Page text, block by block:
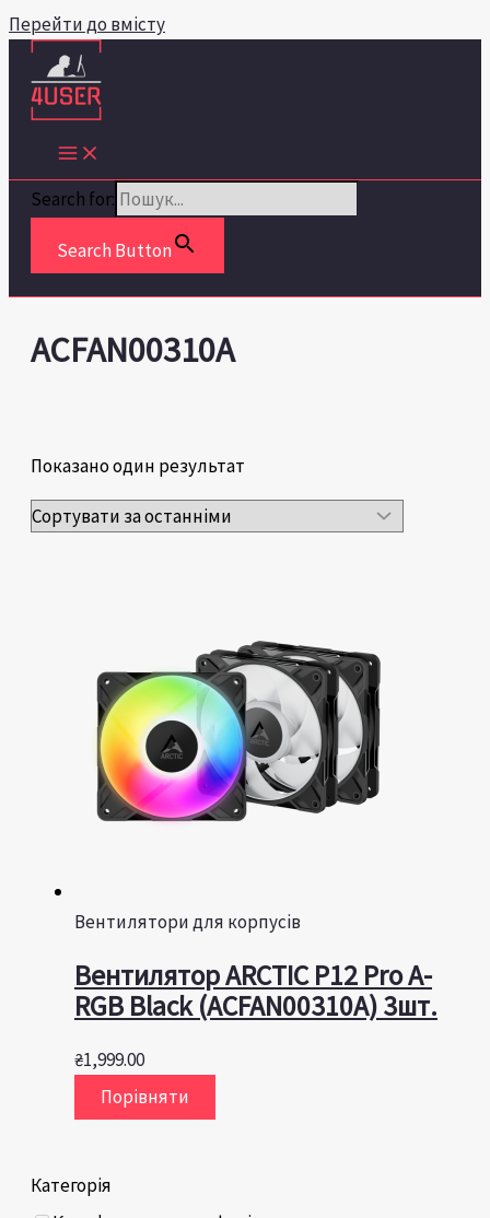
Перейти до вмісту
Search for:
Search Button
Категорія
ACFAN00310A
Показано один результат
Вентилятори для корпусів
Вентилятор ARCTIC P12 Pro A-
RGB Black (ACFAN00310A) 3шт.
₴1,999.00
Порівняти